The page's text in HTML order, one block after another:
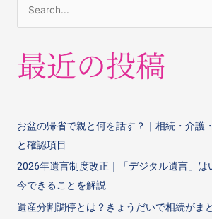
最近の投稿
お盆の帰省で親と何を話す？｜相続・介護
と確認項目
2026年遺言制度改正｜「デジタル遺言」は
今できることを解説
遺産分割調停とは？きょうだいで相続がま